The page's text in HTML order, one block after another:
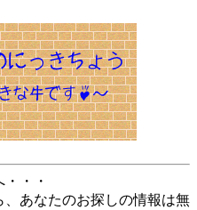
・・
あなたのお探しの情報は無